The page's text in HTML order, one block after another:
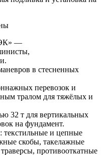
—
в стесненных
перевозок и
тралом для тяжёлых и
32 т для вертикальных
на фундамент.
текстильные и цепные
скобы, такелажные
противооткатные